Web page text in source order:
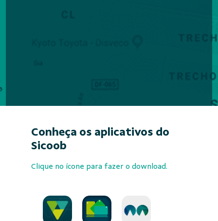
Conheça os aplicativos do
Sicoob
Clique no ícone para fazer o download.